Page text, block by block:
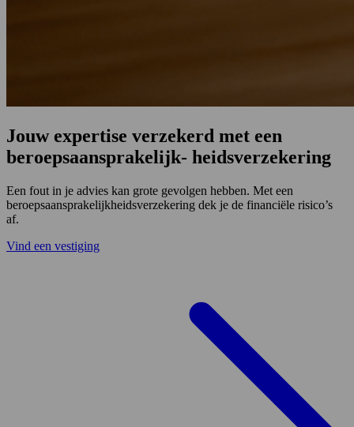
Jouw expertise verzekerd met een
beroepsaansprakelijk- heidsverzekering
Een fout in je advies kan grote gevolgen hebben. Met een
beroepsaansprakelijkheidsverzekering dek je de financiële risico’s
af.
Vind een vestiging